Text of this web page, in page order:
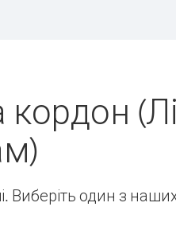
один з